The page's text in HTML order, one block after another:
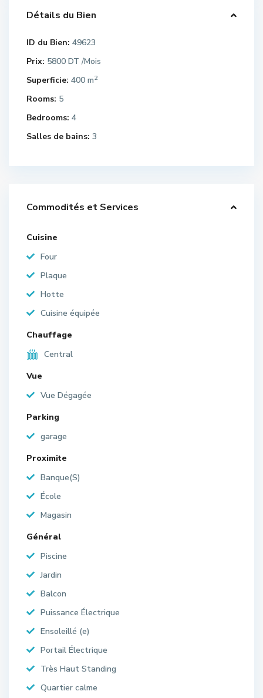
Détails du Bien
ID du Bien: 49623
Prix: 5800 DT /Mois
Superficie: 400 m2
Rooms: 5
Bedrooms: 4
Salles de bains: 3
Commodités et Services
Cuisine
Four
Plaque
Hotte
Cuisine équipée
Chauffage
Central
Vue
Vue Dégagée
Parking
garage
Proximite
Banque(S)
École
Magasin
Général
Piscine
Jardin
Balcon
Puissance Électrique
Ensoleillé (e)
Portail Électrique
Très Haut Standing
Quartier calme